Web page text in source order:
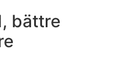
bättre